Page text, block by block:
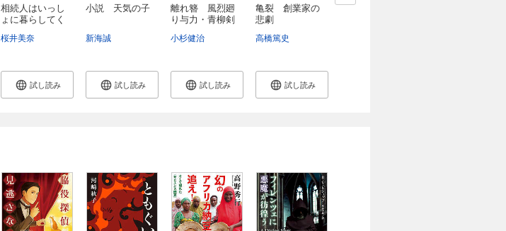
相続人はいっし
ょに暮らしてく
桜井美奈
試し読み
小説 天気の子
新海誠
試し読み
離れ簪 風烈廻
り与力・青柳剣
小杉健治
試し読み
亀裂 創業家の
悲劇
高橋篤史
試し読み